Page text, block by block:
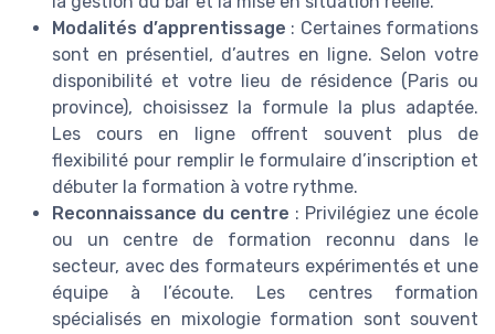
Modalités d’apprentissage : Certaines formations
sont en présentiel, d’autres en ligne. Selon votre
disponibilité et votre lieu de résidence (Paris ou
province), choisissez la formule la plus adaptée.
Les cours en ligne offrent souvent plus de
flexibilité pour remplir le formulaire d’inscription et
débuter la formation à votre rythme.
Reconnaissance du centre : Privilégiez une école
ou un centre de formation reconnu dans le
secteur, avec des formateurs expérimentés et une
équipe à l’écoute. Les centres formation
spécialisés en mixologie formation sont souvent